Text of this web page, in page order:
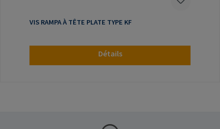
VIS RAMPA À TÊTE PLATE TYPE KF
Détails